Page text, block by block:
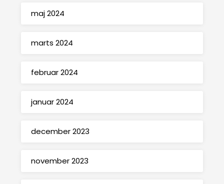
maj 2024
marts 2024
februar 2024
januar 2024
december 2023
november 2023